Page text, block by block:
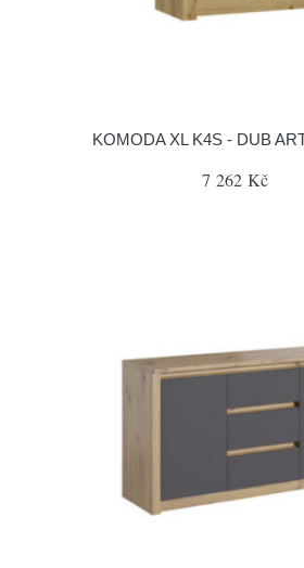
KOMODA XL K4S - DUB
7 262 Kč